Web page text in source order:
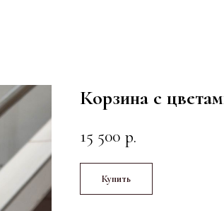
Корзина с
15 500 р.
Купить